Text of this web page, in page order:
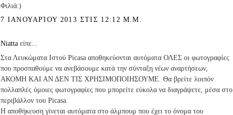
Φιλιά:)
7 ΙΑΝΟΥΑΡΊΟΥ 2013 ΣΤΙΣ 12:12 Μ.Μ.
Niatta είπε...
Στα Λευκώματα Ιστού Picasa αποθηκεύονται αυτόματα ΟΛΕΣ οι φωτογραφίες
που προσπαθούμε να ανεβάσουμε κατά την σύνταξη νέων αναρτήσεων,
ΑΚΟΜΗ ΚΑΙ ΑΝ ΔΕΝ ΤΙΣ ΧΡΗΣΙΜΟΠΟΙΗΣΟΥΜΕ. Θα βρείτε λοιπόν
πολλαπλές όμοιες φωτογραφίες που μπορείτε εύκολα να διαγράψετε, μέσα στο
περιβάλλον του Picasa.
Η αποθήκευση γίνεται αυτόματα στο άλμπουμ που έχει το όνομα του